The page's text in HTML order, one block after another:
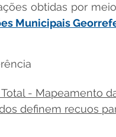
obtidas por
Municipais
Total - Mapeamento
definem recuos